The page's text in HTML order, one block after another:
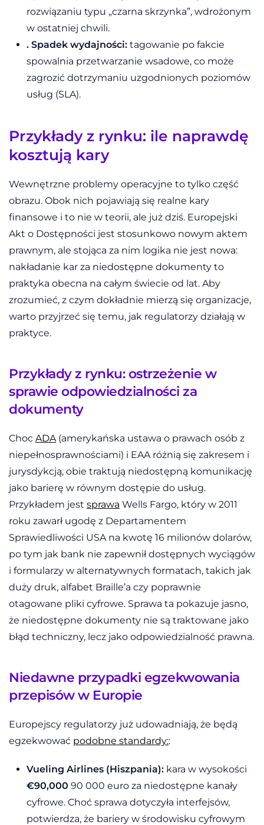
rozwiązaniu typu „czarna skrzynka”, wdrożonym
w ostatniej chwili.
. Spadek wydajności: tagowanie po fakcie
spowalnia przetwarzanie wsadowe, co może
zagrozić dotrzymaniu uzgodnionych poziomów
usług (SLA).
Przykłady z rynku: ile naprawdę
kosztują kary
Wewnętrzne problemy operacyjne to tylko część
obrazu. Obok nich pojawiają się realne kary
finansowe i to nie w teorii, ale już dziś. Europejski
Akt o Dostępności jest stosunkowo nowym aktem
prawnym, ale stojąca za nim logika nie jest nowa:
nakładanie kar za niedostępne dokumenty to
praktyka obecna na całym świecie od lat. Aby
zrozumieć, z czym dokładnie mierzą się organizacje,
warto przyjrzeć się temu, jak regulatorzy działają w
praktyce.
Przykłady z rynku: ostrzeżenie w
sprawie odpowiedzialności za
dokumenty
Choc ADA(amerykańska ustawa o prawach osób z
niepełnosprawnościami) i EAA różnią się zakresem i
jurysdykcją, obie traktują niedostępną komunikację
jako barierę w równym dostępie do usług.
Przykładem jest sprawa Wells Fargo, który w 2011
roku zawarł ugodę z Departamentem
Sprawiedliwości USA na kwotę 16 milionów dolarów,
po tym jak bank nie zapewnił dostępnych wyciągów
i formularzy w alternatywnych formatach, takich jak
duży druk, alfabet Braille’a czy poprawnie
otagowane pliki cyfrowe. Sprawa ta pokazuje jasno,
że niedostępne dokumenty nie są traktowane jako
błąd techniczny, lecz jako odpowiedzialność prawna.
Niedawne przypadki egzekwowania
przepisów w Europie
Europejscy regulatorzy już udowadniają, że będą
egzekwować podobne standardy::
Vueling Airlines (Hiszpania): kara w wysokości
€90,000 90 000 euro za niedostępne kanały
cyfrowe. Choć sprawa dotyczyła interfejsów,
potwierdza, że bariery w środowisku cyfrowym